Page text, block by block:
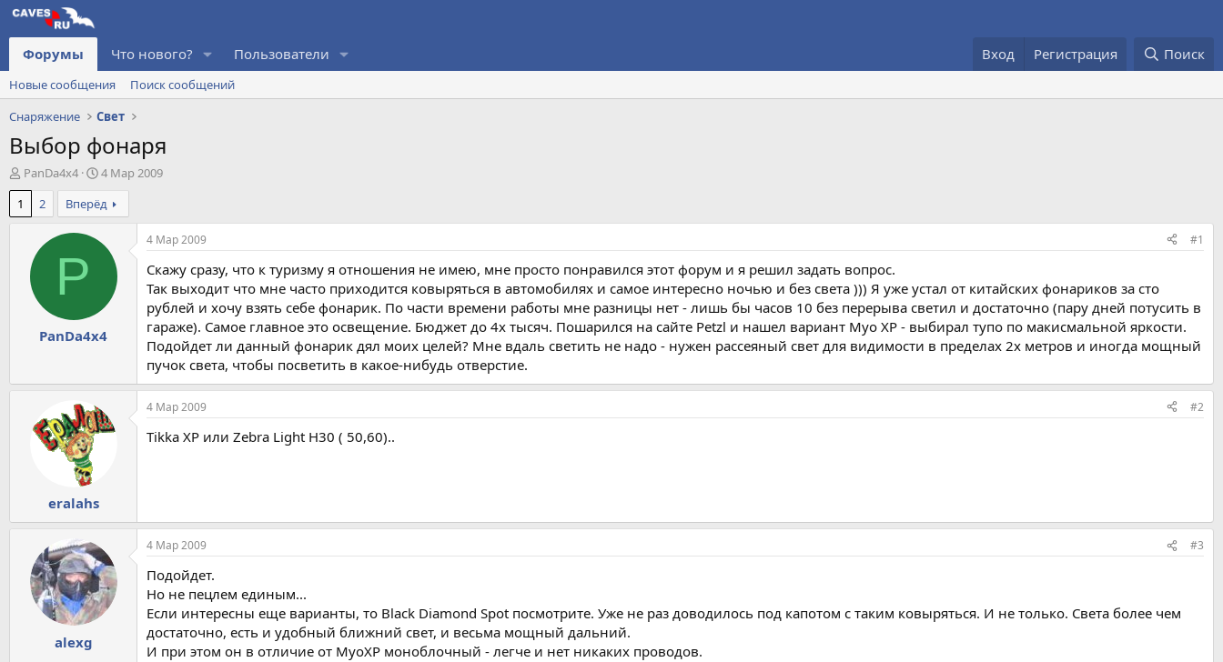
Форумы Что нового? Пользователи Вход Регистрация Поиск
Новые сообщения
Поиск сообщений
Снаряжение
Свет
Выбор фонаря
А
в
о
м
PanDa4x4
Д
т
а
л
4 Мар 2009
1
2 Вперёд
P
PanDa4x4
4 Мар 2009 #1
Скажу сразу, что к туризму я отношения не имею, мне просто понравился этот форум и я решил задать вопрос.
Так выходит что мне часто приходится ковыряться в автомобилях и самое интересно ночью и без света ))) Я уже устал от китайских фонариков за сто
рублей и хочу взять себе фонарик. По части времени работы мне разницы нет - лишь бы часов 10 без перерыва светил и достаточно (пару дней потусить в
гараже). Самое главное это освещение. Бюджет до 4х тысяч. Пошарился на сайте Petzl и нашел вариант Myo XP - выбирал тупо по макисмальной яркости.
Подойдет ли данный фонарик дял моих целей? Мне вдаль светить не надо - нужен рассеяный свет для видимости в пределах 2х метров и иногда мощный
пучок света, чтобы посветить в какое-нибудь отверстие.
eralahs
4 Мар 2009 #2
Tikka XP или Zebra Light H30 ( 50,60)..
alexg
4 Мар 2009 #3
Подойдет.
Но не пецлем единым...
Если интересны еще варианты, то Black Diamond Spot посмотрите. Уже не раз доводилось под капотом с таким ковыряться. И не только. Света более чем
достаточно, есть и удобный ближний свет, и весьма мощный дальний.
И при этом он в отличие от MyoXP моноблочный - легче и нет никаких проводов.